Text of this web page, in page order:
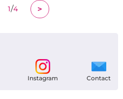
1/4 >
Instagram Contact